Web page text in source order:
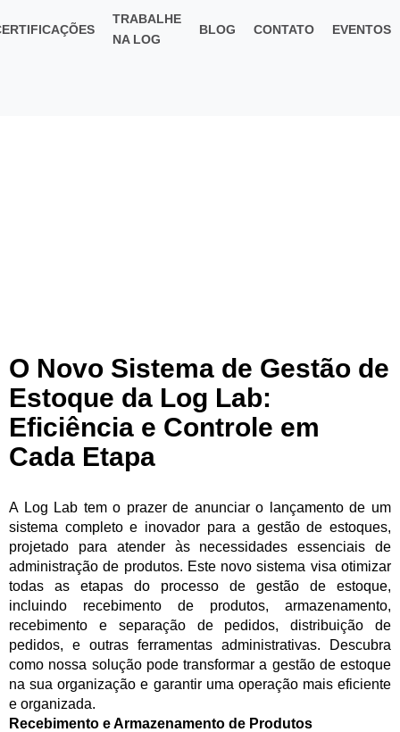
TRABALHE
NA LOG
BLOG CONTATO EVENTOS
O Novo Sistema de Gestão de
Estoque da Log Lab:
Eficiência e Controle em
Cada Etapa
A Log Lab tem o prazer de anunciar o lançamento de um
sistema completo e inovador para a gestão de estoques,
projetado para atender às necessidades essenciais de
administração de produtos. Este novo sistema visa otimizar
todas as etapas do processo de gestão de estoque,
incluindo recebimento de produtos, armazenamento,
recebimento e separação de pedidos, distribuição de
pedidos, e outras ferramentas administrativas. Descubra
como nossa solução pode transformar a gestão de estoque
na sua organização e garantir uma operação mais eficiente
e organizada.
Recebimento e Armazenamento de Produtos